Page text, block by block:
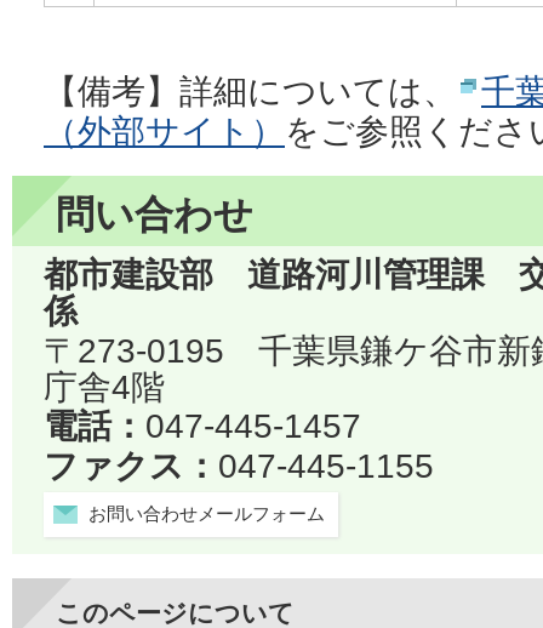
【備考】詳細については、
千
（外部サイト） をご参照くださ
問い合わせ
都市建設部 道路河川管理課
係
〒273-0195 千葉県鎌ケ谷市
庁舎4階
電話： 047-445-1457
ファクス： 047-445-1155
お問い合わせメールフォーム
このページについて